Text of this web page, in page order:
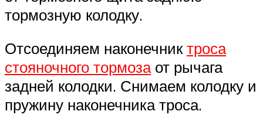
тормозную колодку.
Отсоединяем наконечниктроса
стояночного тормозаот рычага
задней колодки. Снимаем колодку и
пружину наконечника троса.